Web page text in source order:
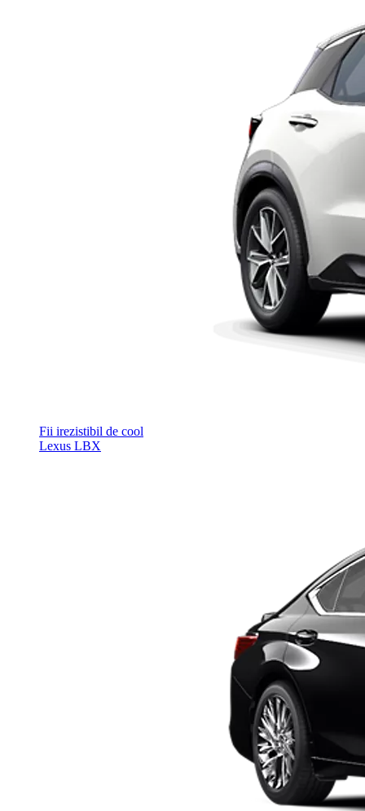
Fii irezistibil de cool
Lexus LBX